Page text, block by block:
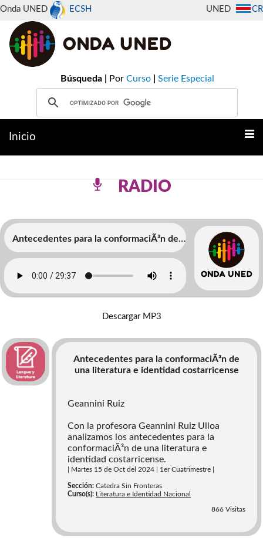
Onda UNED ECSH CR
UNED
Búsqueda | Por Curso Serie Especial
Inicio
RADIO
Antecedentes para la conformaciÃ³n de
una literatura e identidad costarricense
Descargar MP3
Antecedentes para la conformaciÃ³n de
una literatura e identidad costarricense
Geannini Ruiz
Con la profesora Geannini Ruiz Ulloa
analizamos los antecedentes para la
conformaciÃ³n de una literatura e
identidad costarricense.
| Martes 15 de Oct del 2024 | 1er Cuatrimestre |
Sección: Catedra Sin Fronteras
Curso(s): Literatura e Identidad Nacional
866 Visitas